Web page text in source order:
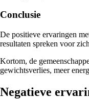
Conclusie
De positieve ervaringen
resultaten spreken voor
Kortom, de
gewichtsverlies, meer
Negatieve